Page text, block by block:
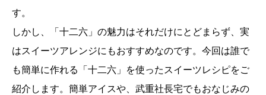
す。
しかし、「十二六」の魅力はそれだけにとどまらず、実
はスイーツアレンジにもおすすめなのです。今回は誰で
も簡単に作れる「十二六」を使ったスイーツレシピをご
紹介します。簡単アイスや、武重社長宅でもおなじみの